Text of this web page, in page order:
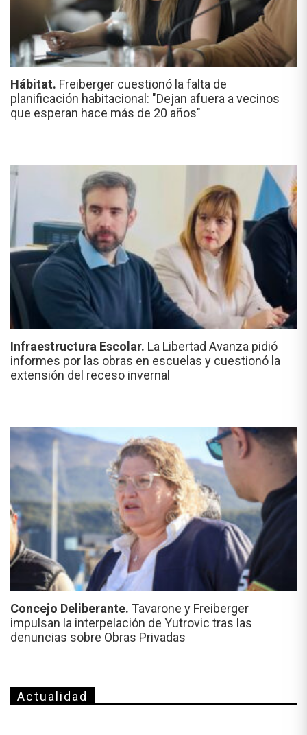
Hábitat. Freiberger cuestionó la falta de
planificación habitacional: "Dejan afuera a vecinos
que esperan hace más de 20 años"
Infraestructura Escolar. La Libertad Avanza pidió
informes por las obras en escuelas y cuestionó la
extensión del receso invernal
Concejo Deliberante. Tavarone y Freiberger
impulsan la interpelación de Yutrovic tras las
denuncias sobre Obras Privadas
Actualidad